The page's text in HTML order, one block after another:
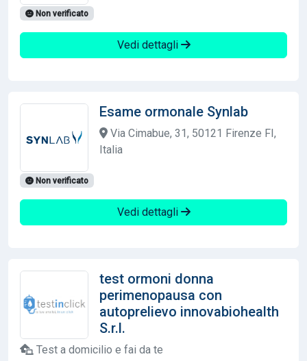
Non verificato
Vedi dettagli
Esame ormonale Synlab
Via Cimabue, 31, 50121 Firenze FI,
Italia
Non verificato
Vedi dettagli
test ormoni donna
perimenopausa con
autoprelievo innovabiohealth
S.r.l.
Test a domicilio e fai da te